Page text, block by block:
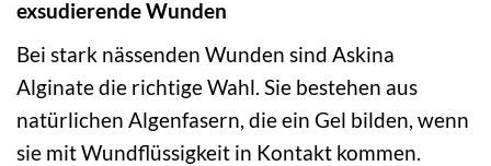
exsudierende Wunden
Bei stark nässenden Wunden sind Askina
Alginate die richtige Wahl. Sie bestehen aus
natürlichen Algenfasern, die ein Gel bilden, wenn
sie mit Wundflüssigkeit in Kontakt kommen.